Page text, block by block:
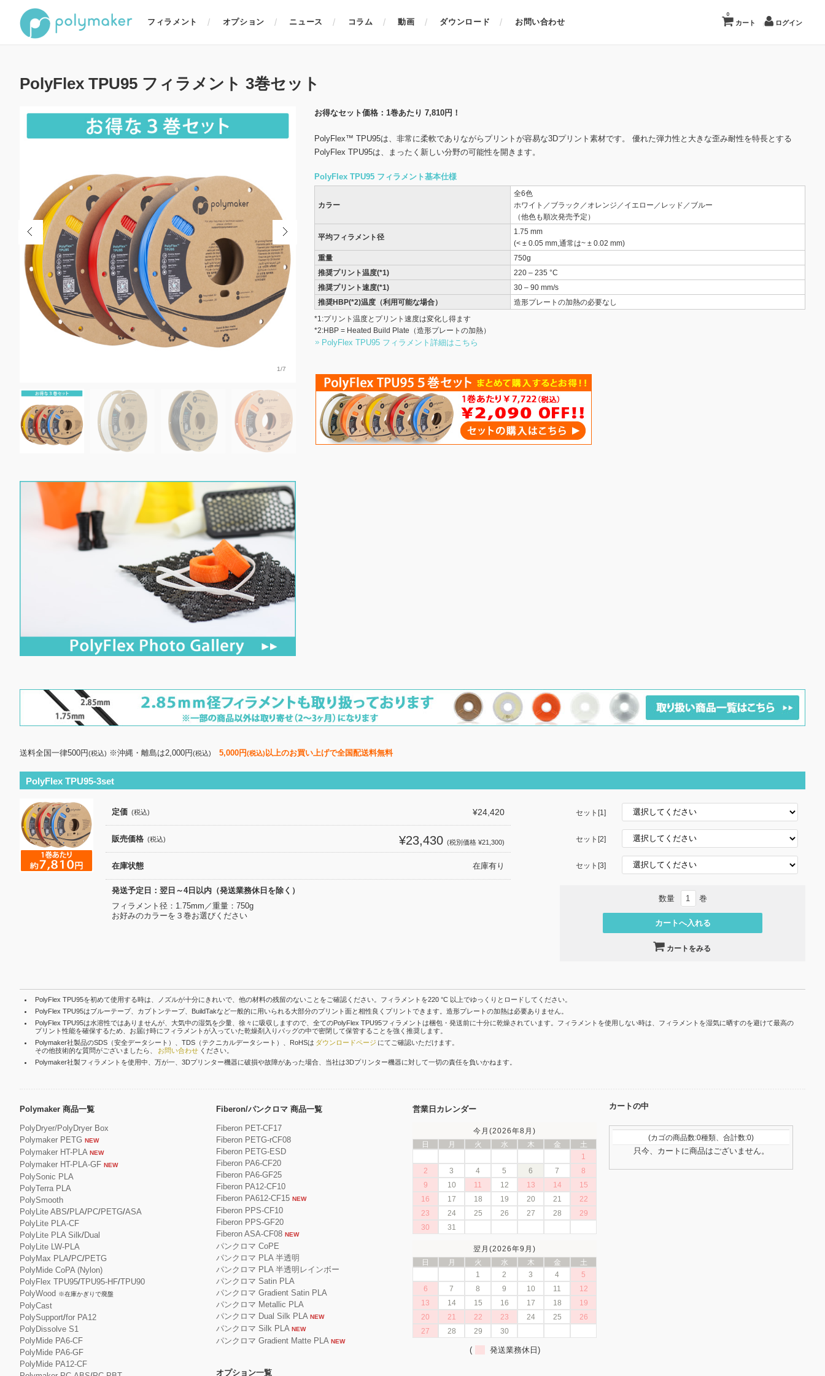
カート
0
ログイン
フィラメント オプション ニュース コラム 動画 ダウンロード お問い合わせ
PolyFlex TPU95 フィラメント 3巻セット
1/7
お得なセット価格：1巻あたり 7,810円！
PolyFlex™ TPU95は、非常に柔軟でありながらプリントが容易な3Dプリント素材です。 優れた弾力性と大きな歪み耐性を特長とする
PolyFlex TPU95は、まったく新しい分野の可能性を開きます。
PolyFlex TPU95 フィラメント基本仕様
カラー
全6色
ホワイト／ブラック／オレンジ／イエロー／レッド／ブルー
（他色も順次発売予定）
平均フィラメント径
1.75 mm
(< ± 0.05 mm,通常は~ ± 0.02 mm)
重量
750g
推奨プリント温度(*1)
220 – 235 °C
推奨プリント速度(*1)
30 – 90 mm/s
推奨HBP(*2)温度（利用可能な場合）
造形プレートの加熱の必要なし
*1:プリント温度とプリント速度は変化し得ます
*2:HBP = Heated Build Plate（造形プレートの加熱）
PolyFlex TPU95 フィラメント詳細はこちら
送料全国一律500円(税込) ※沖縄・離島は2,000円(税込) 5,000円(税込)以上のお買い上げで全国配送料無料
PolyFlex TPU95-3set
定価 (税込) ¥24,420
販売価格 (税込) ¥23,430 (税別価格 ¥21,300)
在庫状態 在庫有り
発送予定日：翌日～4日以内（発送業務休日を除く）
フィラメント径：1.75mm／重量：750g
お好みのカラーを３巻お選びください
セット[1]
セット[2]
セット[3]
数量 巻
カートをみる
PolyFlex TPU95を初めて使用する時は、ノズルが十分にきれいで、他の材料の残留のないことをご確認ください。フィラメントを220 °C 以上でゆっくりとロードしてください。
PolyFlex TPU95はブルーテープ、カプトンテープ、BuildTakなど一般的に用いられる大部分のプリント面と相性良くプリントできます。造形プレートの加熱は必要ありません。
PolyFlex TPU95は水溶性ではありませんが、大気中の湿気を少量、徐々に吸収しますので、全てのPolyFlex TPU95フィラメントは梱包・発送前に十分に乾燥されています。フィラメントを使用しない時は、フィラメントを湿気に晒すのを避けて最高の
プリント性能を確保するため、お届け時にフィラメントが入っていた乾燥剤入りバッグの中で密閉して保管することを強く推奨します。
Polymaker社製品のSDS（安全データシート）、TDS（テクニカルデータシート）、RoHSは ダウンロードページ にてご確認いただけます。
その他技術的な質問がございましたら、
お問い合わせ ください。
Polymaker社製フィラメントを使用中、万が一、3Dプリンター機器に破損や故障があった場合、当社は3Dプリンター機器に対して一切の責任を負いかねます。
Polymaker 商品一覧
PolyDryer/PolyDryer Box
Polymaker PETG NEW
Polymaker HT-PLA NEW
Polymaker HT-PLA-GF NEW
PolySonic PLA
PolyTerra PLA
PolySmooth
PolyLite ABS/PLA/PC/PETG/ASA
PolyLite PLA-CF
PolyLite PLA Silk/Dual
PolyLite LW-PLA
PolyMax PLA/PC/PETG
PolyMide CoPA (Nylon)
PolyFlex TPU95/TPU95-HF/TPU90
PolyWood ※在庫かぎりで廃盤
PolyCast
PolySupport/for PA12
PolyDissolve S1
PolyMide PA6-CF
PolyMide PA6-GF
PolyMide PA12-CF
Fiberon/パンクロマ 商品一覧
Fiberon PET-CF17
Fiberon PETG-rCF08
Fiberon PETG-ESD
Fiberon PA6-CF20
Fiberon PA6-GF25
Fiberon PA12-CF10
Fiberon PA612-CF15 NEW
Fiberon PPS-CF10
Fiberon PPS-GF20
Fiberon ASA-CF08 NEW
パンクロマ CoPE
パンクロマ PLA 半透明
パンクロマ PLA 半透明レインボー
パンクロマ Satin PLA
パンクロマ Gradient Satin PLA
パンクロマ Metallic PLA
パンクロマ Dual Silk PLA NEW
パンクロマ Silk PLA NEW
パンクロマ Gradient Matte PLA NEW
オプション一覧
営業日カレンダー
今月(2026年8月)
日
月 火 水 木 金
土
1
2
3 4 5 6 7
8
9
10 11 12 13 14
15
16
17 18 19 20 21
22
23
24 25 26 27 28
29
30
31
翌月(2026年9月)
日
月 火 水 木 金
土
1
2 3 4
5
6
7 8 9 10 11
12
13
14 15 16 17 18
19
20
21 22 23 24 25
26
27
28 29 30
( 発送業務休日)
カートの中
(カゴの商品数:0種類、合計数:0)
只今、カートに商品はございません。